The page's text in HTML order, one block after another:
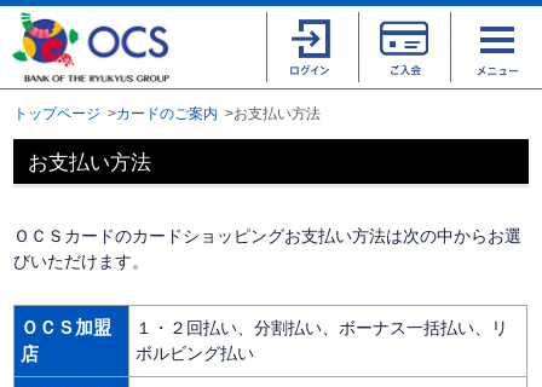
トップページ カードのご案内 お支払い方法
お支払い方法
ＯＣＳカードのカードショッピングお支払い方法は次の中からお選
びいただけます。
ＯＣＳ加盟
店
１・２回払い、分割払い、ボーナス一括払い、リ
ボルビング払い